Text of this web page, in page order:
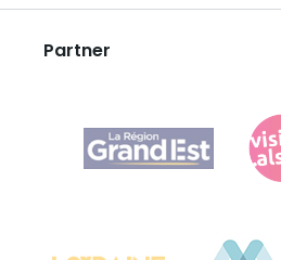
Rechtliche Hinweise
Agence Régionale du
Bureau de Colmar
Partner